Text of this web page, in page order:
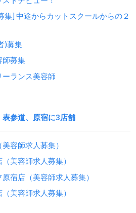
集] 中途からカットスクールからの２
)募集
師募集
ランス美容師
参道、原宿に3店舗
容師求人募集）
美容師求人募集）
宿店（美容師求人募集）
美容師求人募集）